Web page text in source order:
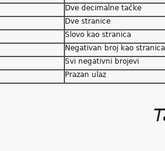
Dve decimalne tačke
Dve stranice
Slovo kao stranica
Negativan broj kao stranica
Svi negativni brojevi
Prazan ulaz